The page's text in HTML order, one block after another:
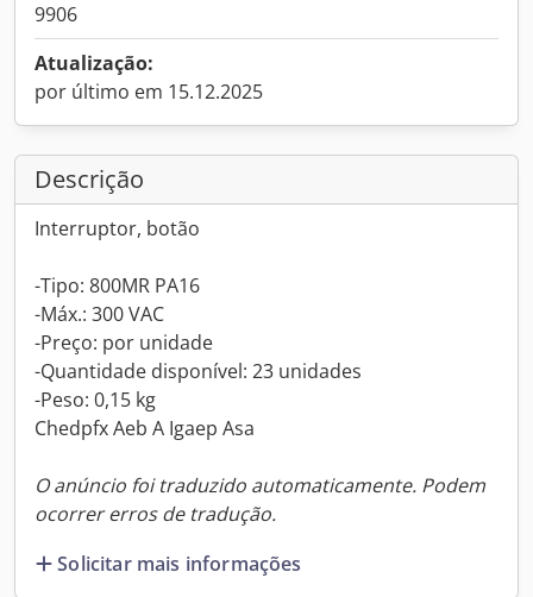
9906
Atualização:
por último em 15.12.2025
Descrição
Interruptor, botão
-Tipo: 800MR PA16
-Máx.: 300 VAC
-Preço: por unidade
-Quantidade disponível: 23 unidades
-Peso: 0,15 kg
Chedpfx Aeb A Igaep Asa
O anúncio foi traduzido automaticamente. Podem
ocorrer erros de tradução.
Solicitar mais informações